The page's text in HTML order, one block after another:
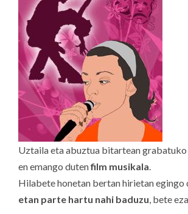
Uztaila eta abuztua bitartean
en emango dutenfilm musikala.
Hilabete honetan bertan hirietan egingo
etan parte hartu nahi baduzu, bete